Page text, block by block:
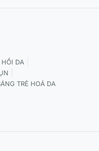
HỒI DA
TRẺ HOÁ DA